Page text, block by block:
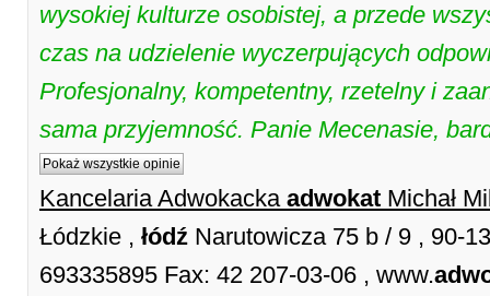
wysokiej kulturze osobistej, a przede
czas na udzielenie wyczerpujących
Profesjonalny, kompetentny, rzetelny i
sama przyjemność. Panie Mecenasie,
Pokaż wszystkie opinie
Kancelaria Adwokacka adwokat Michał
Łódzkie , łódź Narutowicza 75 b / 9 , 90-
693335895 Fax: 42 207-03-06 , www.